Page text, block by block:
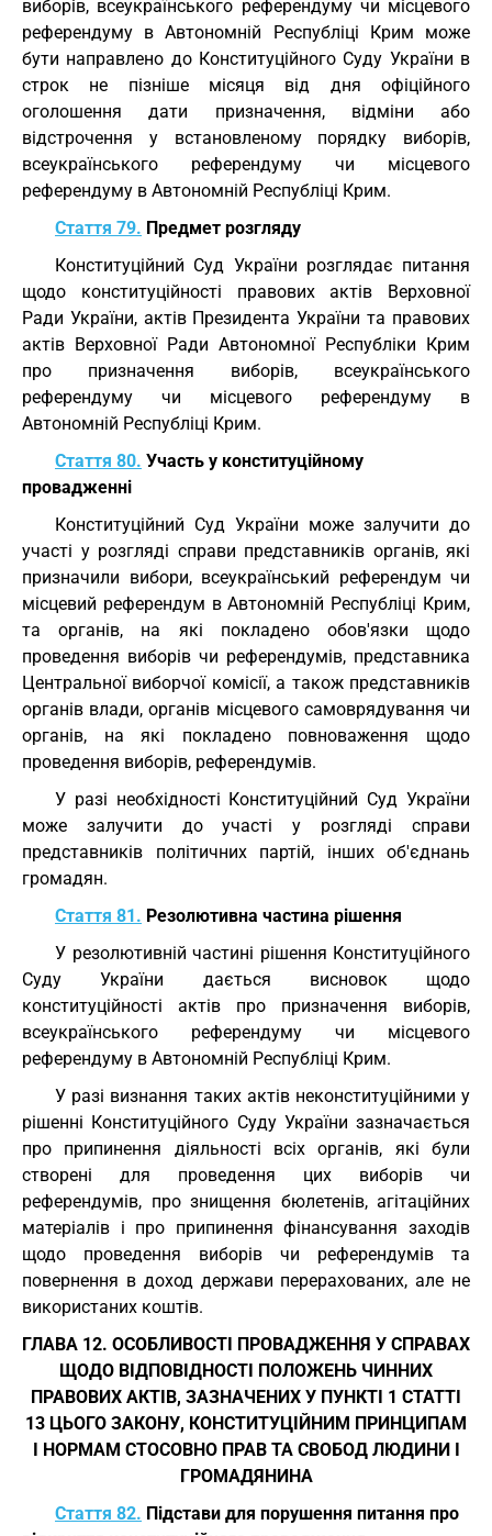
виборів, всеукраїнського референдуму чи місцевого
референдуму в Автономній Республіці Крим може
бути направлено до Конституційного Суду України в
строк не пізніше місяця від дня офіційного
оголошення дати призначення, відміни або
відстрочення у встановленому порядку виборів,
всеукраїнського референдуму чи місцевого
референдуму в Автономній Республіці Крим.
Стаття 79. Предмет розгляду
Конституційний Суд України розглядає питання
щодо конституційності правових актів Верховної
Ради України, актів Президента України та правових
актів Верховної Ради Автономної Республіки Крим
про призначення виборів, всеукраїнського
референдуму чи місцевого референдуму в
Автономній Республіці Крим.
Стаття 80. Участь у конституційному
провадженні
Конституційний Суд України може залучити до
участі у розгляді справи представників органів, які
призначили вибори, всеукраїнський референдум чи
місцевий референдум в Автономній Республіці Крим,
та органів, на які покладено обов'язки щодо
проведення виборів чи референдумів, представника
Центральної виборчої комісії, а також представників
органів влади, органів місцевого самоврядування чи
органів, на які покладено повноваження щодо
проведення виборів, референдумів.
У разі необхідності Конституційний Суд України
може залучити до участі у розгляді справи
представників політичних партій, інших об'єднань
громадян.
Стаття 81. Резолютивна частина рішення
У резолютивній частині рішення Конституційного
Суду України дається висновок щодо
конституційності актів про призначення виборів,
всеукраїнського референдуму чи місцевого
референдуму в Автономній Республіці Крим.
У разі визнання таких актів неконституційними у
рішенні Конституційного Суду України зазначається
про припинення діяльності всіх органів, які були
створені для проведення цих виборів чи
референдумів, про знищення бюлетенів, агітаційних
матеріалів і про припинення фінансування заходів
щодо проведення виборів чи референдумів та
повернення в доход держави перерахованих, але не
використаних коштів.
ГЛАВА 12. ОСОБЛИВОСТІ ПРОВАДЖЕННЯ У СПРАВАХ
ЩОДО ВІДПОВІДНОСТІ ПОЛОЖЕНЬ ЧИННИХ
ПРАВОВИХ АКТІВ, ЗАЗНАЧЕНИХ У ПУНКТІ 1 СТАТТІ
13 ЦЬОГО ЗАКОНУ, КОНСТИТУЦІЙНИМ ПРИНЦИПАМ
І НОРМАМ СТОСОВНО ПРАВ ТА СВОБОД ЛЮДИНИ І
ГРОМАДЯНИНА
Стаття 82. Підстави для порушення питання про